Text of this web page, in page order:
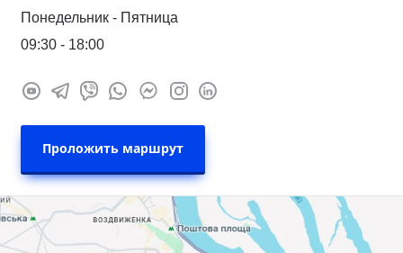
Понедельник - Пятница
09:30 - 18:00
Проложить маршрут